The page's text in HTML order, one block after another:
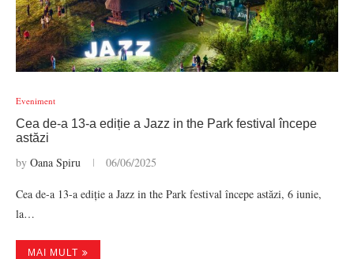
Eveniment
Cea de-a 13-a ediție a Jazz in the Park festival începe
astăzi
by Oana Spiru 06/06/2025
Cea de-a 13-a ediție a Jazz in the Park festival începe astăzi, 6 iunie,
la…
MAI MULT